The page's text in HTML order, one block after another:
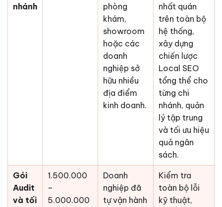
nhánh
phòng
khám,
showroom
hoặc các
doanh
nghiệp sở
hữu nhiều
địa điểm
kinh doanh.
nhất quán
trên toàn bộ
hệ thống,
xây dựng
chiến lược
Local SEO
tổng thể cho
từng chi
nhánh, quản
lý tập trung
và tối ưu hiệu
quả ngân
sách.
Gói
Audit
và tối
1.500.000
–
5.000.000
Doanh
nghiệp đã
tự vận hành
Kiểm tra
toàn bộ lỗi
kỹ thuật,